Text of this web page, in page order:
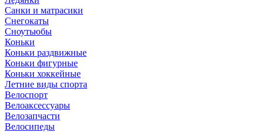
Санки и матрасики
Снегокаты
Сноутьюбы
Коньки
Коньки раздвижные
Коньки фигурные
Коньки хоккейные
Летние виды спорта
Велоспорт
Велоаксессуары
Велозапчасти
Велосипеды